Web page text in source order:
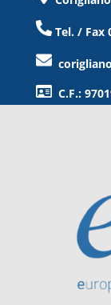
Tel. / Fax
C.F.: